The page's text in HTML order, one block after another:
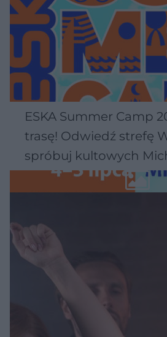
ESKA Summer Camp
trasę! Odwiedź strefę
spróbuj kultowych
Wawelu